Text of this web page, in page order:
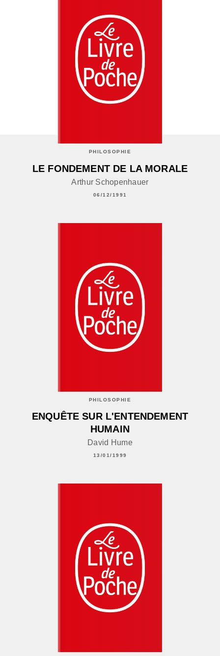
PHILOSOPHIE
LE FONDEMENT DE LA MORALE
Arthur Schopenhauer
06/12/1991
PHILOSOPHIE
ENQUÊTE SUR L'ENTENDEMENT
HUMAIN
David Hume
13/01/1999